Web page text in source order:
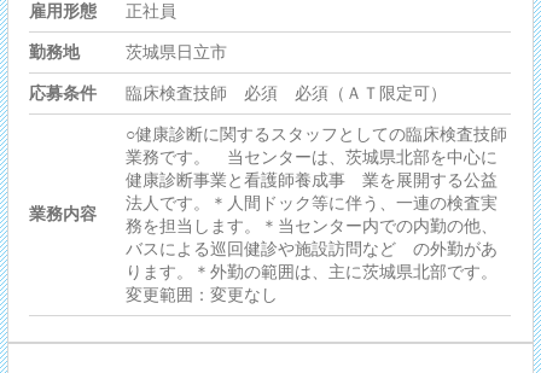
雇用形態 正社員
勤務地 茨城県日立市
応募条件 臨床検査技師 必須 必須（ＡＴ限定可）
業務内容
○健康診断に関するスタッフとしての臨床検査技師
業務です。 当センターは、茨城県北部を中心に
健康診断事業と看護師養成事 業を展開する公益
法人です。＊人間ドック等に伴う、一連の検査実
務を担当します。＊当センター内での内勤の他、
バスによる巡回健診や施設訪問など の外勤があ
ります。＊外勤の範囲は、主に茨城県北部です。
変更範囲：変更なし